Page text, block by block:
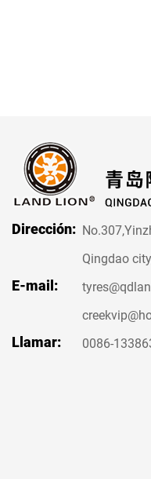
Dirección:
Qingdao
E-mail:
Llamar: 0086-